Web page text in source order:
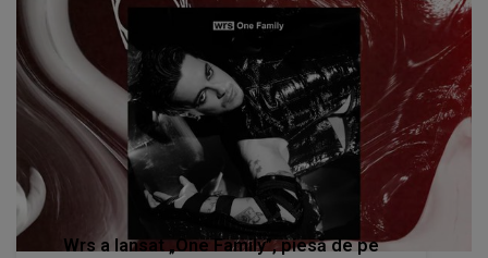
Wrs a lansat „One Family”, piesă de pe